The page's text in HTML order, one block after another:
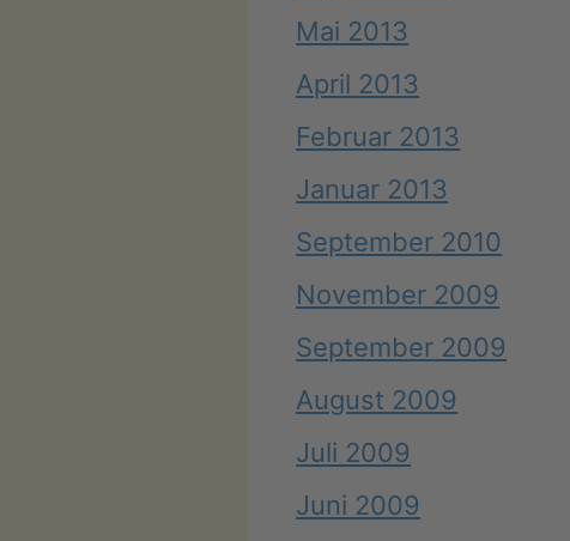
Mai 2013
April 2013
Februar 2013
Januar 2013
September 2010
November 2009
September 2009
August 2009
Juli 2009
Juni 2009